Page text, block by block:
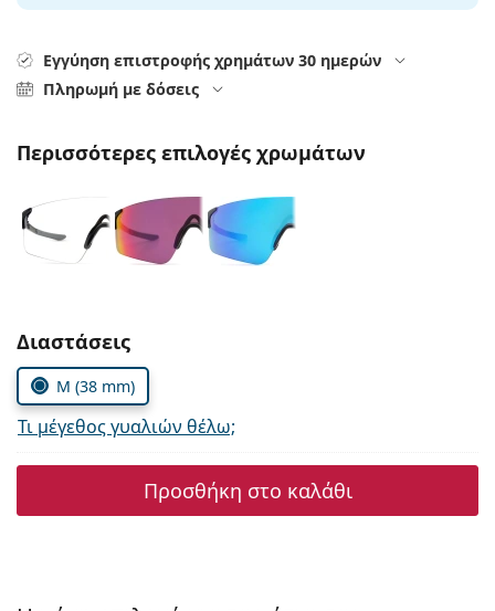
Persol
Prada
Όλες οι μάρκες
Εγγύηση επιστροφής χρημάτων 30 ημερών
Πληρωμή με δόσεις
Περισσότερες επιλογές χρωμάτων
Συμπληρώστε τις παράμετρους
Διαστάσεις
M (38 mm)
Τι μέγεθος γυαλιών θέλω;
Προσθήκη στο καλάθι